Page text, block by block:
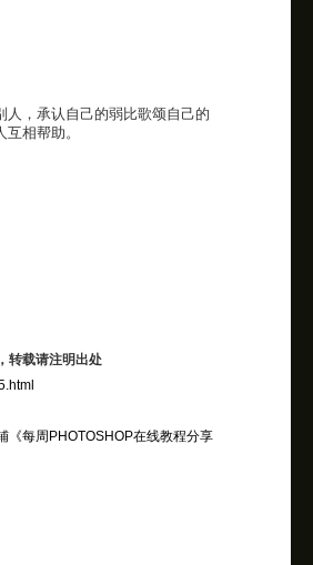
人，承认自己的弱比歌颂自己的
相帮助。
转载请注明出处
《每周PHOTOSHOP在线教程分享